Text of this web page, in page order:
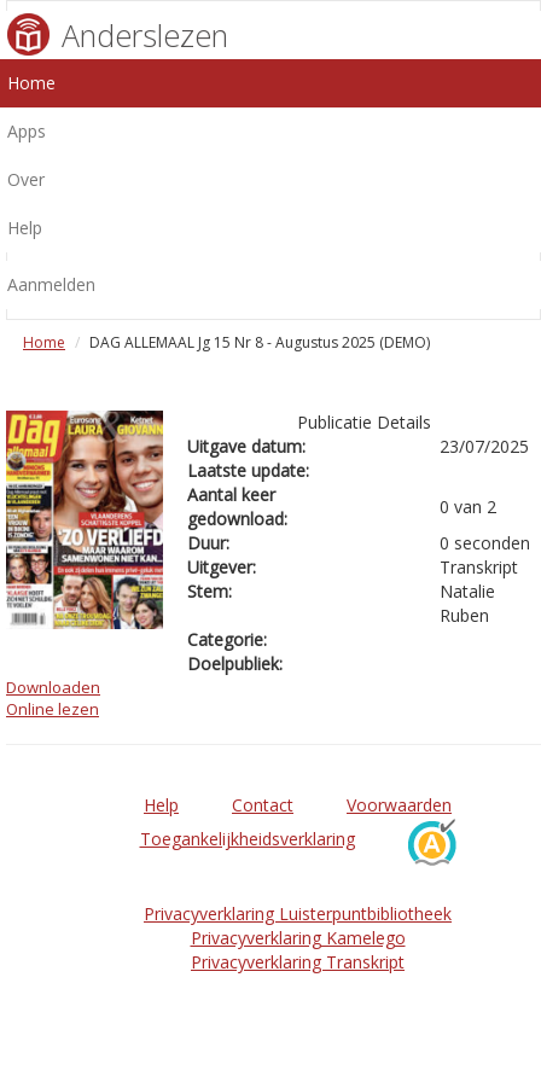
Anderslezen
Home
Apps
Over
Help
Aanmelden
Home DAG ALLEMAAL Jg 15 Nr 8 - Augustus 2025 (DEMO)
Publicatie Details
Uitgave datum:
23/07/2025
Laatste update:
Aantal keer
gedownload:
0 van 2
Duur:
0 seconden
Uitgever:
Transkript
Stem:
Natalie
Ruben
Categorie:
Doelpubliek:
Downloaden
Online lezen
Help Contact
Voorwaarden
Toegankelijkheidsverklaring
Privacyverklaring Luisterpuntbibliotheek
Privacyverklaring Kamelego
Privacyverklaring Transkript